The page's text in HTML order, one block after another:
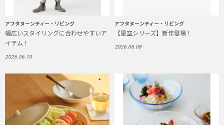
アフタヌーンティー・リビング
幅広いスタイリングに合わせやすいア
イテム！
2026.06.10
アフタヌーンティー・リビング
【星空シリーズ】新作登場！
2026.06.08